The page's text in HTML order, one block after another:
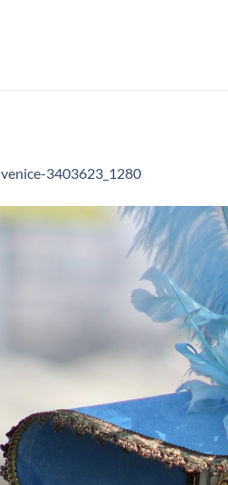
venice-3403623_1280